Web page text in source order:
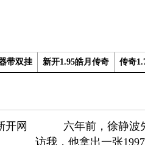
带双挂 新开1.95皓月传奇 传奇
六年前，徐静波
访我，他拿出一张